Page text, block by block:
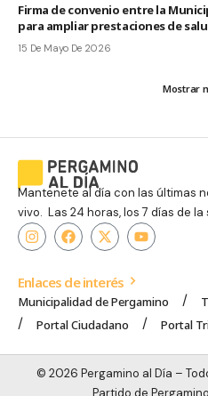
Firma de convenio entre la
para ampliar prestaciones de
15 De Mayo De 2026
Mostrar
Mantenete al día con las últimas
vivo. Las 24 horas, los 7 días de la
Enlaces de interés
Municipalidad de Pergamino
Portal Ciudadano
Portal
© 2026 Pergamino al Día –
Partido de